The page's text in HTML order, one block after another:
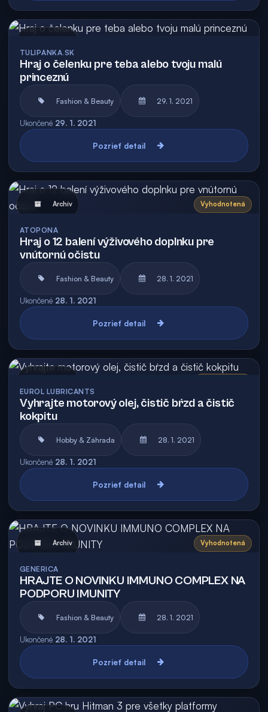
TULIPANKA.SK
Hraj o čelenku pre teba alebo tvoju malú
princeznú
Fashion & Beauty 29. 1. 2021
Ukončené 29. 1. 2021
Pozrieť detail
Archív Vyhodnotená
ATOPONA
Hraj o 12 balení výživového doplnku pre
vnútornú očistu
Fashion & Beauty 28. 1. 2021
Ukončené 28. 1. 2021
Pozrieť detail
EUROL LUBRICANTS
Vyhrajte motorový olej, čistič bŕzd a čistič
kokpitu
Hobby & Záhrada 28. 1. 2021
Ukončené 28. 1. 2021
Pozrieť detail
Archív Vyhodnotená
GENERICA
HRAJTE O NOVINKU IMMUNO COMPLEX NA
PODPORU IMUNITY
Fashion & Beauty 28. 1. 2021
Ukončené 28. 1. 2021
Pozrieť detail